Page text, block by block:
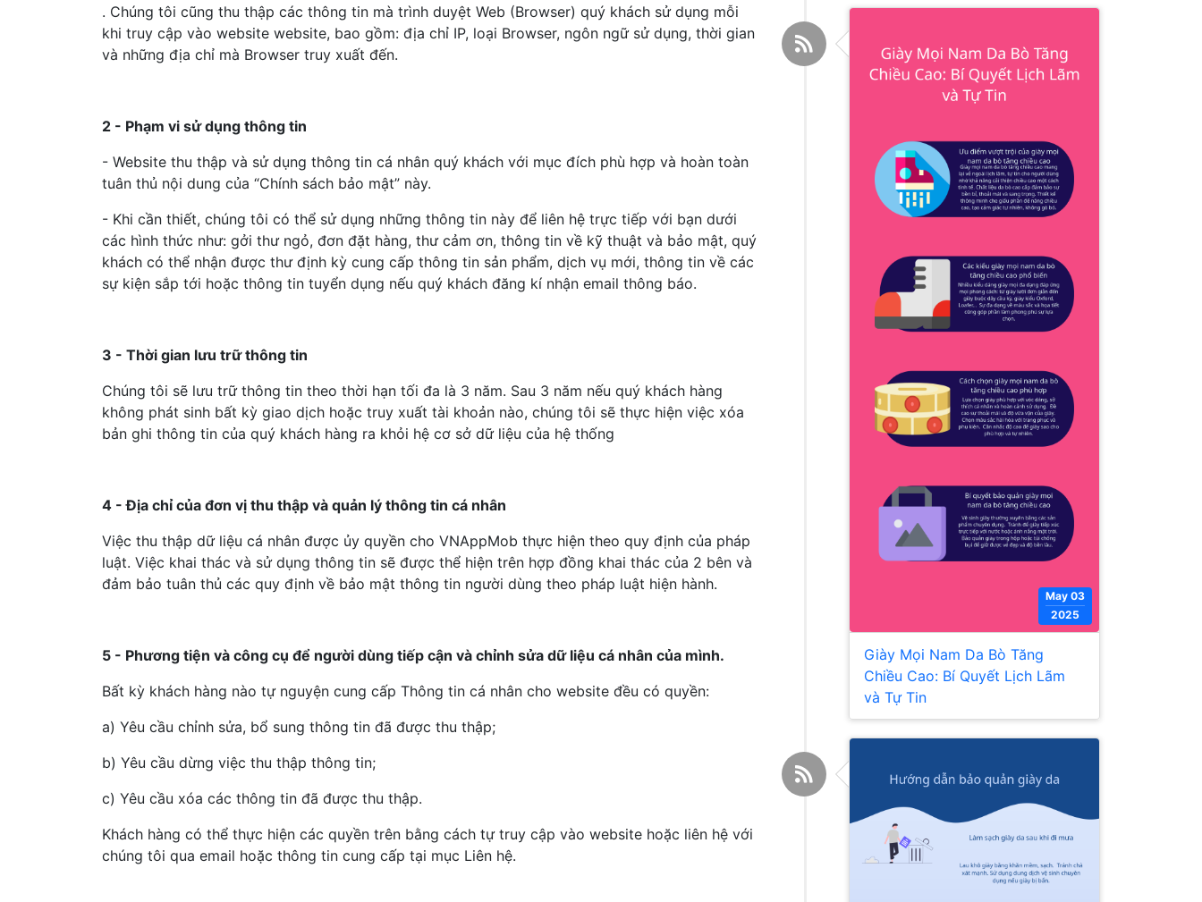
. Chúng tôi cũng thu thập các thông tin mà trình duyệt Web (Browser) quý khách sử dụng mỗi
khi truy cập vào website website, bao gồm: địa chỉ IP, loại Browser, ngôn ngữ sử dụng, thời gian
và những địa chỉ mà Browser truy xuất đến.
2 - Phạm vi sử dụng thông tin
- Website thu thập và sử dụng thông tin cá nhân quý khách với mục đích phù hợp và hoàn toàn
tuân thủ nội dung của “Chính sách bảo mật” này.
- Khi cần thiết, chúng tôi có thể sử dụng những thông tin này để liên hệ trực tiếp với bạn dưới
các hình thức như: gởi thư ngỏ, đơn đặt hàng, thư cảm ơn, thông tin về kỹ thuật và bảo mật, quý
khách có thể nhận được thư định kỳ cung cấp thông tin sản phẩm, dịch vụ mới, thông tin về các
sự kiện sắp tới hoặc thông tin tuyển dụng nếu quý khách đăng kí nhận email thông báo.
3 - Thời gian lưu trữ thông tin
Chúng tôi sẽ lưu trữ thông tin theo thời hạn tối đa là 3 năm. Sau 3 năm nếu quý khách hàng
không phát sinh bất kỳ giao dịch hoặc truy xuất tài khoản nào, chúng tôi sẽ thực hiện việc xóa
bản ghi thông tin của quý khách hàng ra khỏi hệ cơ sở dữ liệu của hệ thống
4 - Địa chỉ của đơn vị thu thập và quản lý thông tin cá nhân
Việc thu thập dữ liệu cá nhân được ủy quyền cho VNAppMob thực hiện theo quy định của pháp
luật. Việc khai thác và sử dụng thông tin sẽ được thể hiện trên hợp đồng khai thác của 2 bên và
đảm bảo tuân thủ các quy định về bảo mật thông tin người dùng theo pháp luật hiện hành.
5 - Phương tiện và công cụ để người dùng tiếp cận và chỉnh sửa dữ liệu cá nhân của mình.
Bất kỳ khách hàng nào tự nguyện cung cấp Thông tin cá nhân cho website đều có quyền:
a) Yêu cầu chỉnh sửa, bổ sung thông tin đã được thu thập;
b) Yêu cầu dừng việc thu thập thông tin;
c) Yêu cầu xóa các thông tin đã được thu thập.
Khách hàng có thể thực hiện các quyền trên bằng cách tự truy cập vào website hoặc liên hệ với
chúng tôi qua email hoặc thông tin cung cấp tại mục Liên hệ.
May 03
2025
Giày Mọi Nam Da Bò Tăng
Chiều Cao: Bí Quyết Lịch Lãm
và Tự Tin